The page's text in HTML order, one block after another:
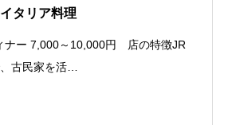
タリア料理
ナー 7,000～10,000円 店の特徴JR
古民家を活…